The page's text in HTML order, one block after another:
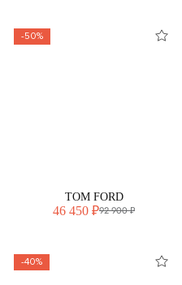
-50%
TOM FORD
46 450 ₽92 900 ₽
-40%